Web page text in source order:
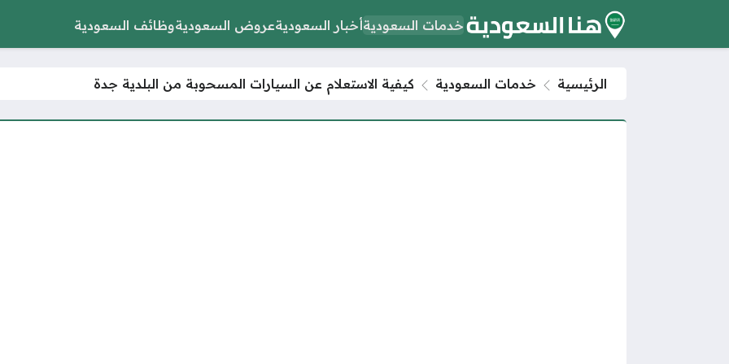
خدمات السعوديةأخبار السعوديةعروض السعوديةوظائف السعودية
الرئيسية خدمات السعودية كيفية الاستعلام عن السيارات المسحوبة من البلدية جدة